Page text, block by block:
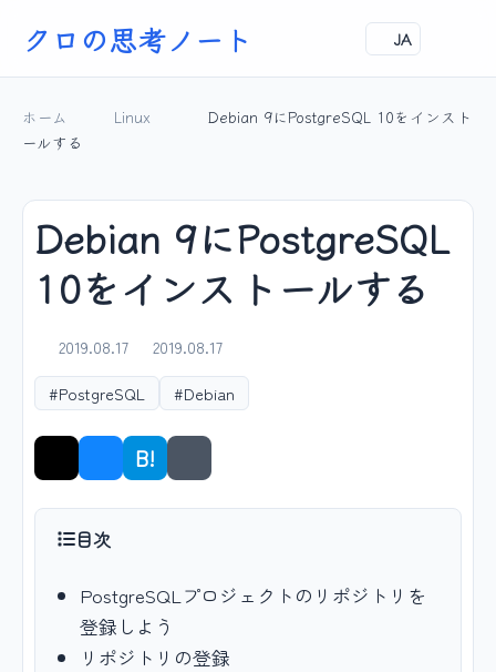
クロの思考ノート JA
ホーム Linux
Debian 9にPostgreSQL 10をインスト
ールする
Debian 9にPostgreSQL
10をインストールする
2019.08.17
2019.08.17
#PostgreSQL
#Debian
B! シェア
目次
PostgreSQLプロジェクトのリポジトリを
登録しよう
リポジトリの登録